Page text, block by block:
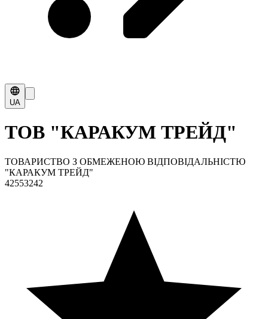
UA
ТОВ "КАРАКУМ ТРЕЙД"
ТОВАРИСТВО З ОБМЕЖЕНОЮ ВІДПОВІДАЛЬНІСТЮ
"КАРАКУМ ТРЕЙД"
42553242